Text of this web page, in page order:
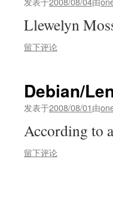
Llewelyn
留下评论
Debian/
发表于2008/08/01由
According to
留下评论